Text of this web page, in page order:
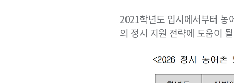
2021학년도 입시에서부터 농
의 정시 지원 전략에 도움이